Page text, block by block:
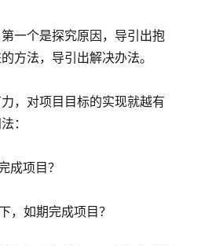
一个是探究原因，导引出抱
方法，导引出解决办法。
，对项目目标的实现就越有
：
成项目？
，如期完成项目？